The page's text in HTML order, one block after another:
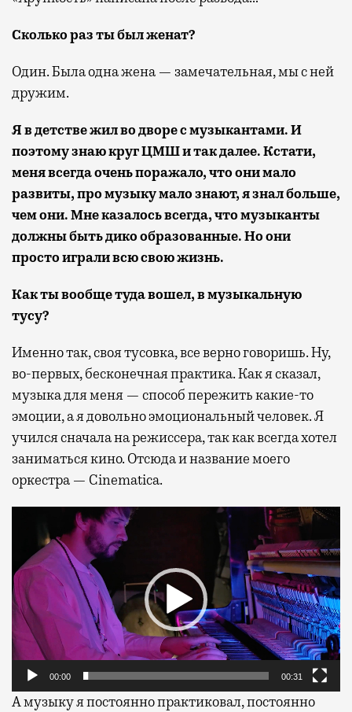
Сколько раз ты был женат?
Один. Была одна жена — замечательная, мы с ней
дружим.
Я в детстве жил во дворе с музыкантами. И
поэтому знаю круг ЦМШ и так далее. Кстати,
меня всегда очень поражало, что они мало
развиты, про музыку мало знают, я знал больше,
чем они. Мне казалось всегда, что музыканты
должны быть дико образованные. Но они
просто играли всю свою жизнь.
Как ты вообще туда вошел, в музыкальную
тусу?
Именно так, своя тусовка, все верно говоришь. Ну,
во-первых, бесконечная практика. Как я сказал,
музыка для меня — способ пережить какие-то
эмоции, а я довольно эмоциональный человек. Я
учился сначала на режиссера, так как всегда хотел
заниматься кино. Отсюда и название моего
оркестра — Cinematica.
Видеоплеер
00:00 00:31
А музыку я постоянно практиковал, постоянно